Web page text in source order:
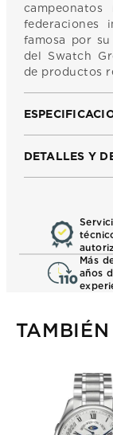
federaciones
famosa por
del Swatch
de productos
DETALLES Y
Más
años